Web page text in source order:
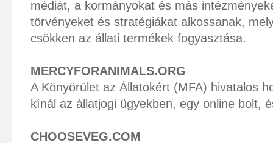
médiát, a kormányokat és más
törvényeket és stratégiákat alkossanak,
csökken az állati termékek fogyasztása.
MERCYFORANIMALS.ORG
A Könyörület az Állatokért (MFA) hivatalos
kínál az állatjogi ügyekben, egy online bolt,
CHOOSEVEG.COM